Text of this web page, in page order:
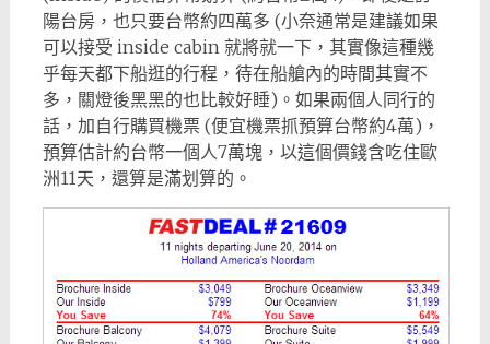
陽台房，也只要台幣約四萬多 (小奈通常是建議如果
可以接受 inside cabin 就將就一下，其實像這種幾
乎每天都下船逛的行程，待在船艙內的時間其實不
多，關燈後黑黑的也比較好睡)。如果兩個人同行的
話，加自行購買機票 (便宜機票抓預算台幣約4萬)，
預算估計約台幣一個人7萬塊，以這個價錢含吃住歐
洲11天，還算是滿划算的。